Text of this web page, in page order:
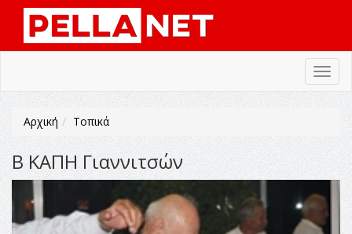
Αρχική Τοπικά
Β ΚΑΠΗ Γιαννιτσών